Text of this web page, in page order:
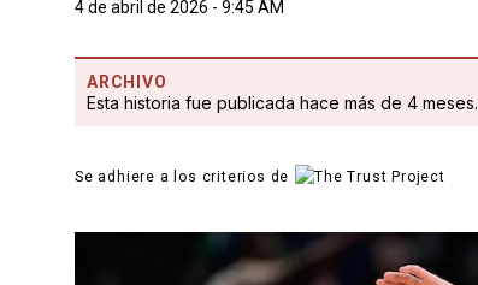
4 de abril de 2026 - 9:45 AM
ARCHIVO
Esta historia fue publicada hace más de 4 meses.
Se adhiere a los criterios de